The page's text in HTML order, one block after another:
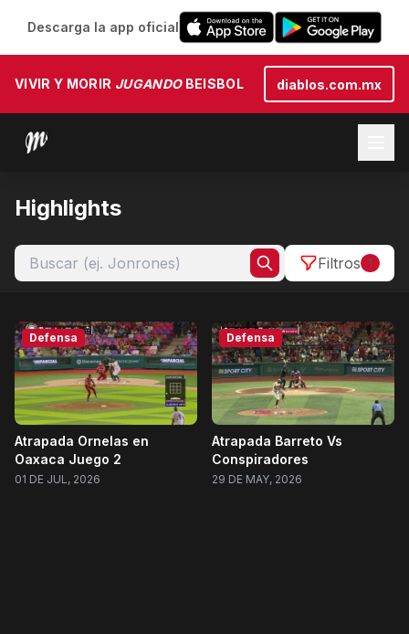
Descarga la app oficial
VIVIR Y MORIR JUGANDOBEISBOL diablos.com.mx
Highlights
Filtros 1
Defensa
Atrapada Ornelas en
Oaxaca Juego 2
01 DE JUL, 2026
Defensa
Atrapada Barreto Vs
Conspiradores
29 DE MAY, 2026